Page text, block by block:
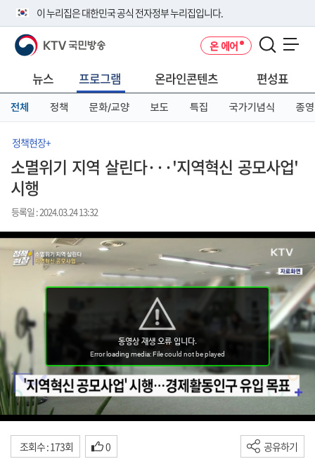
이 누리집은 대한민국 공식 전자정부 누리집입니다.
공식 누리집 주소 확인하기
니다.
이밖에 or.kr 또는 .kr등 다른 도메인 주소를 사용하고 있다면 아래 URL에
서 도메인 주소를 확인해 보세요
KTV 국민방송 온 에어
뉴스 프로그램 온라인콘텐츠 편성표
전체 정책 문화/교양 보도 특집 국가기념식 종영
정책현장+
소멸위기 지역 살린다···'지역혁신 공모사업'
시행
등록일 : 2024.03.24 13:32
조회수 : 173회 0 공유하기